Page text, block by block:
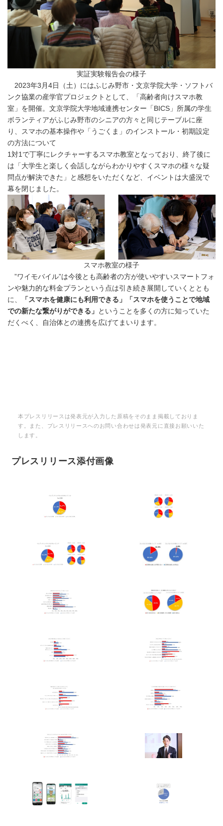
実証実験報告会の様子
2023年3月4日（土）にはふじみ野市・文京学院大学・ソフトバ
ンク協業の産学官プロジェクトとして、「高齢者向けスマホ教
室」を開催。文京学院大学地域連携センター「BICS」所属の学生
ボランティアがふじみ野市のシニアの方々と同じテーブルに座
り、スマホの基本操作や「うごくま」のインストール・初期設定
の方法について
1対1で丁寧にレクチャーするスマホ教室となっており、終了後に
は「大学生と楽しく会話しながらわかりやすくスマホの様々な疑
問点が解決できた」と感想をいただくなど、イベントは大盛況で
幕を閉じました。
スマホ教室の様子
”ワイモバイル”は今後とも高齢者の方が使いやすいスマートフォ
ンや魅力的な料金プランという点は引き続き展開していくととも
に、
「スマホを健康にも利用できる」「スマホを使うことで地域
での新たな繋がりができる」 ということを多くの方に知っていた
だくべく、自治体との連携を広げてまいります。
本プレスリリースは発表元が入力した原稿をそのまま掲載しておりま
す。また、プレスリリースへのお問い合わせは発表元に直接お願いいた
します。
プレスリリース添付画像